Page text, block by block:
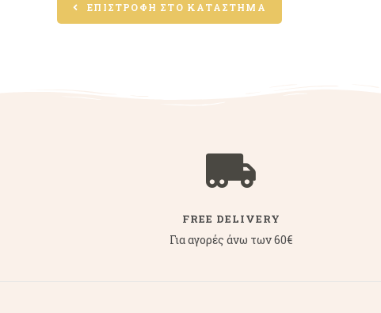
ΕΠΙΣΤΡΟΦΉ ΣΤΟ ΚΑΤΆΣΤΗΜΑ
FREE DELIVERY
Για αγορές άνω των 60€